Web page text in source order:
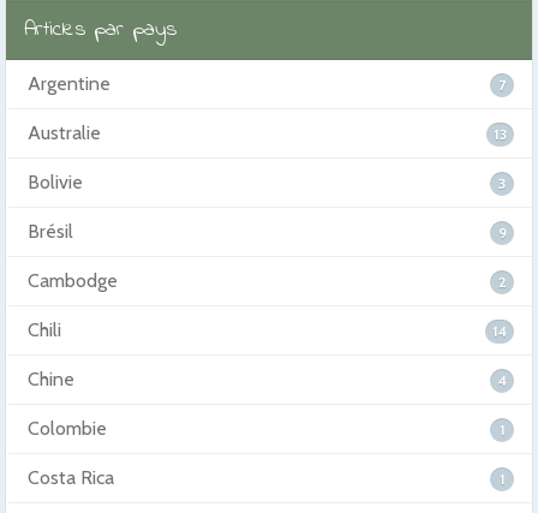
Articles par pays
Argentine 7
Australie 13
Bolivie 3
Brésil 9
Cambodge 2
Chili 14
Chine 4
Colombie 1
Costa Rica 1